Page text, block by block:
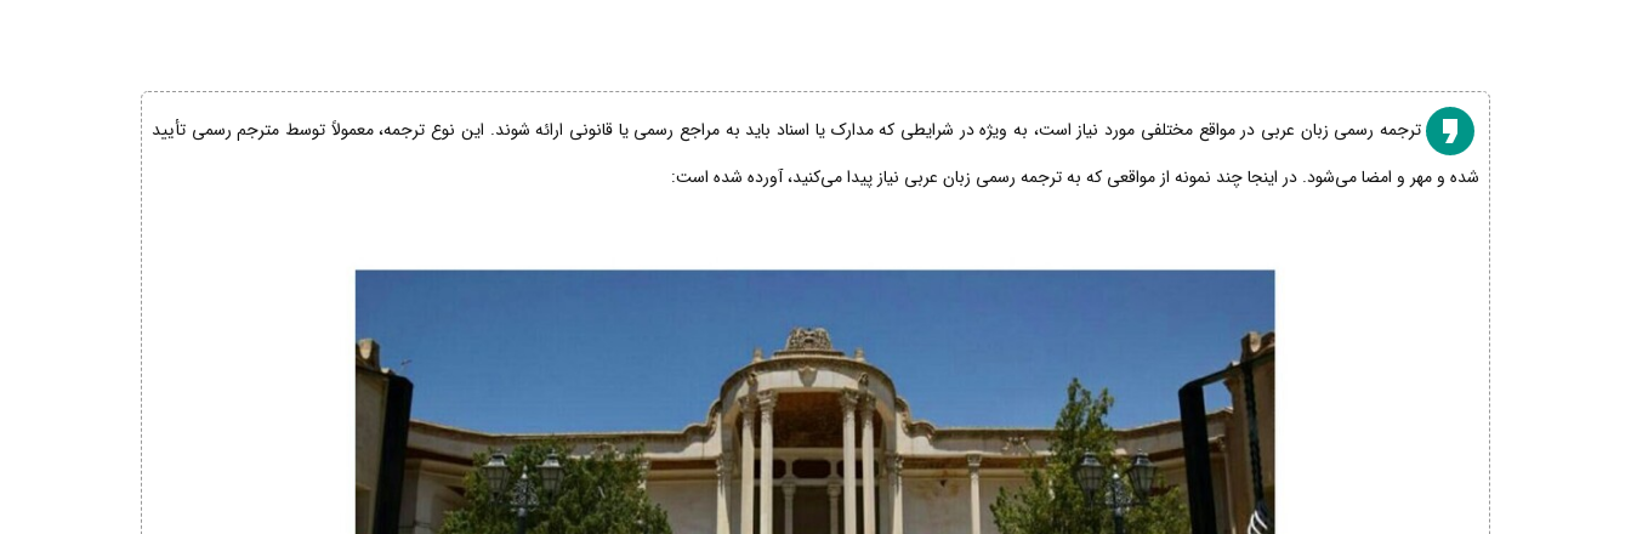
ترجمه رسمی زبان عربی در مواقع مختلفی مورد نیاز است، به ویژه در شرایطی که مدارک یا اسناد باید به مراجع رسمی یا قانونی ارائه شوند. این نوع ترجمه، معمولاً توسط مترجم رسمی تأیید
شده و مهر و امضا می‌شود. در اینجا چند نمونه از مواقعی که به ترجمه رسمی زبان عربی نیاز پیدا می‌کنید، آورده شده است: